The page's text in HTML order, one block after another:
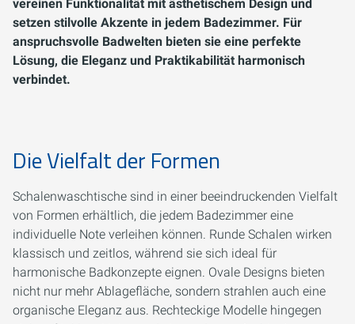
vereinen Funktionalität mit ästhetischem Design und
setzen stilvolle Akzente in jedem Badezimmer. Für
anspruchsvolle Badwelten bieten sie eine perfekte
Lösung, die Eleganz und Praktikabilität harmonisch
verbindet.
Die Vielfalt der Formen
Schalenwaschtische sind in einer beeindruckenden Vielfalt
von Formen erhältlich, die jedem Badezimmer eine
individuelle Note verleihen können. Runde Schalen wirken
klassisch und zeitlos, während sie sich ideal für
harmonische Badkonzepte eignen. Ovale Designs bieten
nicht nur mehr Ablagefläche, sondern strahlen auch eine
organische Eleganz aus. Rechteckige Modelle hingegen